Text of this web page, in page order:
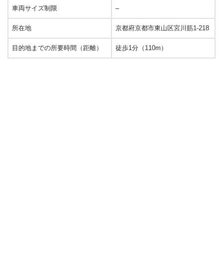
車両サイズ制限 –
所在地 京都府京都市東山区宮川筋1-218
目的地までの所要時間（距離） 徒歩1分（110m）